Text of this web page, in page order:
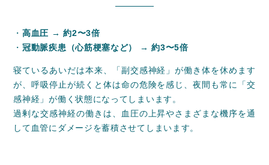
・高血圧 → 約2〜3倍
・冠動脈疾患（心筋梗塞など） → 約3〜5倍
寝ているあいだは本来、「副交感神経」が働き体を休めます
が、呼吸停止が続くと体は命の危険を感じ、夜間も常に「交
感神経」が働く状態になってしまいます。
過剰な交感神経の働きは、血圧の上昇やさまざまな機序を通
して血管にダメージを蓄積させてしまいます。